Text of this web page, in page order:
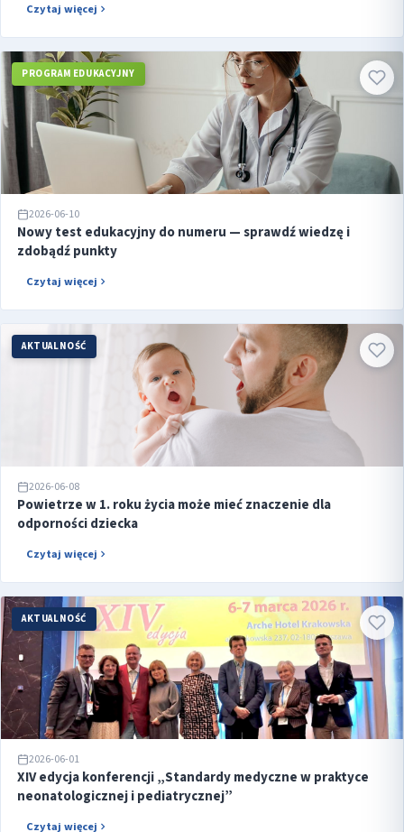
Czytaj więcej
PROGRAM EDUKACYJNY
2026-06-10
Nowy test edukacyjny do numeru — sprawdź wiedzę i
zdobądź punkty
Czytaj więcej
AKTUALNOŚĆ
2026-06-08
Powietrze w 1. roku życia może mieć znaczenie dla
odporności dziecka
Czytaj więcej
AKTUALNOŚĆ
2026-06-01
XIV edycja konferencji „Standardy medyczne w praktyce
neonatologicznej i pediatrycznej”
Czytaj więcej